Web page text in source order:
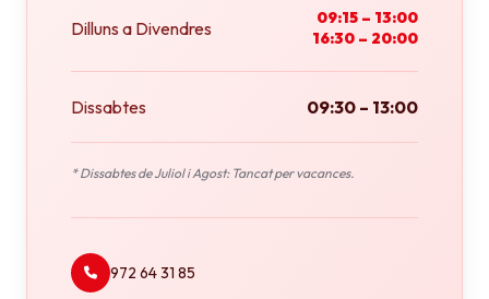
Dilluns a Divendres
09:15 – 13:00
16:30 – 20:00
Dissabtes 09:30 – 13:00
* Dissabtes de Juliol i Agost: Tancat per vacances.
972 64 31 85